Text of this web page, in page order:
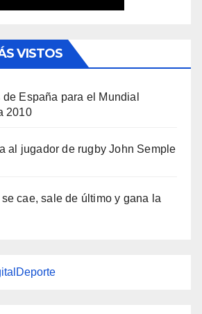
VISTOS
de España para el Mundial
2010
al jugador de rugby John Semple
se cae, sale de último y gana la